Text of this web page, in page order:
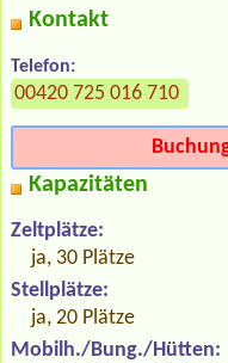
Kontakt
Telefon:
00420 725 016 710
Kapazitäten
Zeltplätze:
ja, 30 Plätze
Stellplätze:
ja, 20 Plätze
Mobilh./Bung./Hütten: